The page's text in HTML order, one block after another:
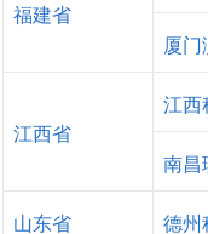
福建省
厦
江西省
江西
南昌
山东省 德州